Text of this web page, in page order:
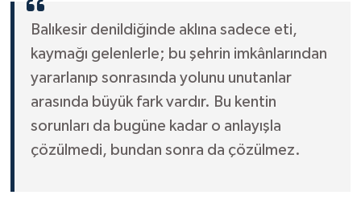
Balıkesir denildiğinde aklına sadece eti,
kaymağı gelenlerle; bu şehrin imkânlarından
yararlanıp sonrasında yolunu unutanlar
arasında büyük fark vardır. Bu kentin
sorunları da bugüne kadar o anlayışla
çözülmedi, bundan sonra da çözülmez.